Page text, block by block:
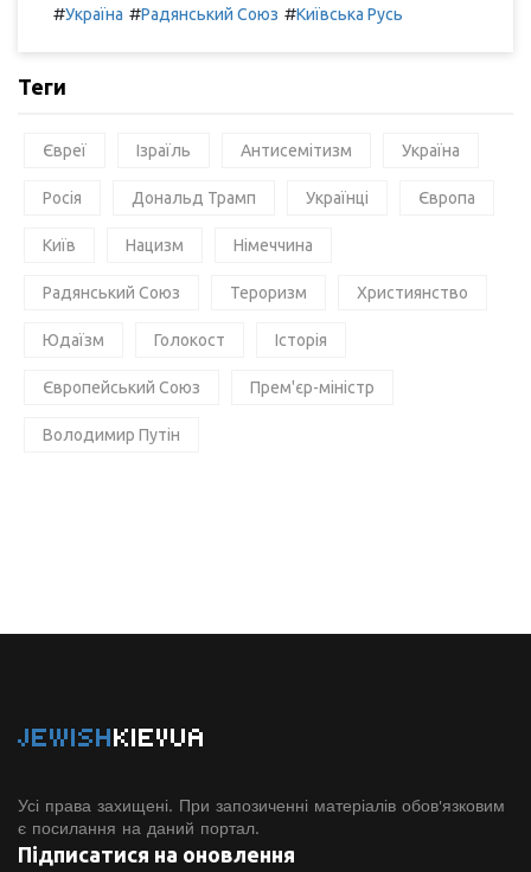
#Україна #Радянський Союз #Київська Русь
Теги
Євреї Ізраїль Антисемітизм Україна
Росія Дональд Трамп Українці Європа
Київ Нацизм Німеччина
Радянський Союз Тероризм Християнство
Юдаїзм Голокост Історія
Європейський Союз Прем'єр-міністр
Володимир Путін
JEWISHKIEVUA
Усі права захищені. При запозиченні матеріалів обов'язковим
є посилання на даний портал.
Підписатися на оновлення